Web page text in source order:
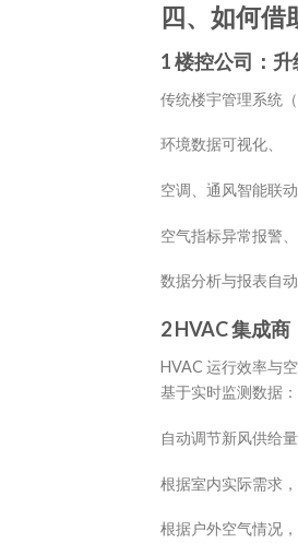
四、 如何借
1 楼控公司：升
传统楼宇管理系统
环境数据可视化、
空调、通风智能联动
空气指标异常报警、
数据分析与报表自动
2 HVAC 集成
HVAC 运行效率与
基于实时监测数据：
自动调节新风供给量
根据室内实际需求
根据户外空气情况